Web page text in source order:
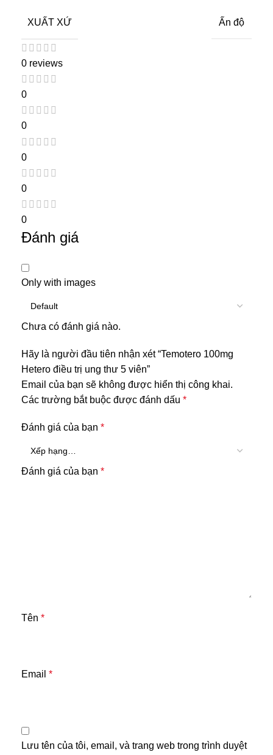
XUẤT XỨ Ấn độ
0 reviews
0
0
0
0
0
Đánh giá
Only with images
Chưa có đánh giá nào.
Hãy là người đầu tiên nhận xét “Temotero 100mg
Hetero điều trị ung thư 5 viên”
Email của bạn sẽ không được hiển thị công khai.
Các trường bắt buộc được đánh dấu *
Đánh giá của bạn *
Đánh giá của bạn *
Tên *
Email *
Lưu tên của tôi, email, và trang web trong trình duyệt